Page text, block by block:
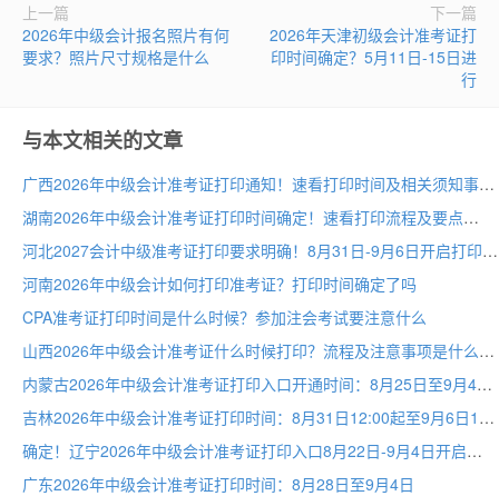
上一篇
2026年中级会计报名照片有何
要求？照片尺寸规格是什么
下一篇
2026年天津初级会计准考证打
印时间确定？5月11日-15日进
行
与本文相关的文章
广西2026年中级会计准考证打印通知！速看打印时间及相关须知事项
湖南2026年中级会计准考证打印时间确定！速看打印流程及要点
河北2027会计中级准考证打印要求明确！8月31日-9月6日开启打印入口
河南2026年中级会计如何打印准考证？打印时间确定了吗
CPA准考证打印时间是什么时候？参加注会考试要注意什么
山西2026年中级会计准考证什么时候打印？流程及注意事项是什么
内蒙古2026年中级会计准考证打印入口开通时间：8月25日至9月4日
吉林2026年中级会计准考证打印时间：8月31日12:00起至9月6日18:00
确定！辽宁2026年中级会计准考证打印入口8月22日-9月4日开启
广东2026年中级会计准考证打印时间：8月28日至9月4日